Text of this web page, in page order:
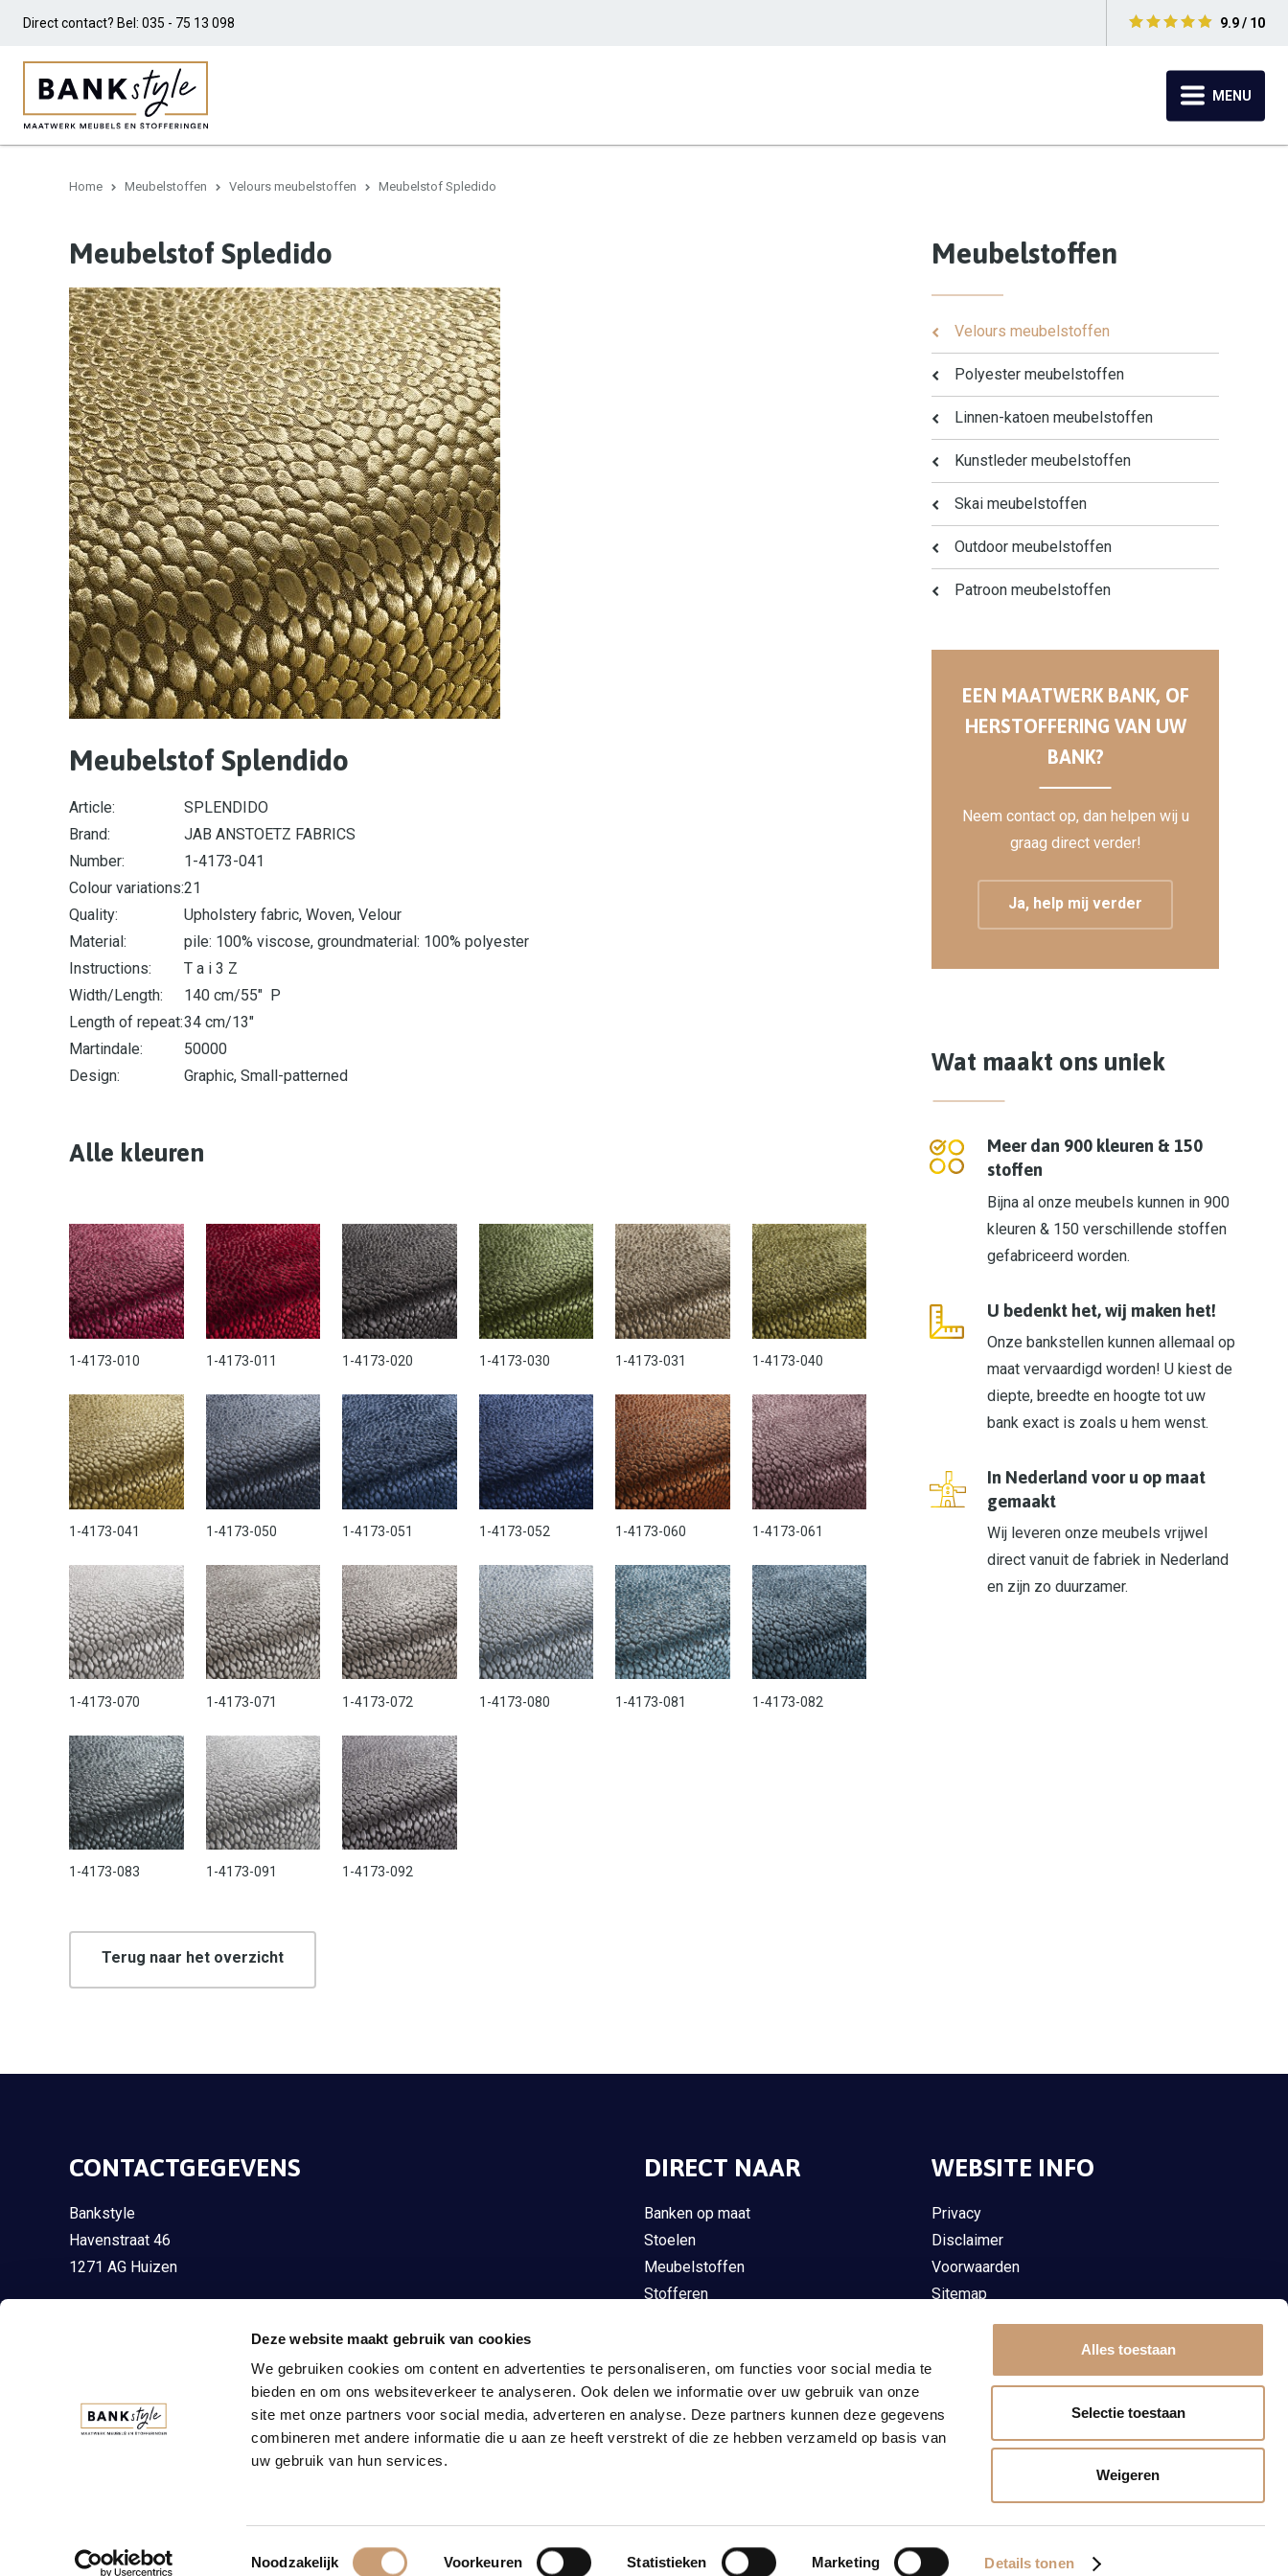
Deze website maakt gebruik van cookies
We gebruiken cookies om content en advertenties te personaliseren, om functies voor social media te
bieden en om ons websiteverkeer te analyseren. Ook delen we informatie over uw gebruik van onze
site met onze partners voor social media, adverteren en analyse. Deze partners kunnen deze gegevens
combineren met andere informatie die u aan ze heeft verstrekt of die ze hebben verzameld op basis van
uw gebruik van hun services.
Toestemmingsselectie
Noodzakelijk Voorkeuren Statistieken Marketing Details tonen
Alles toestaan
Selectie toestaan
Weigeren
Direct contact? Bel: 035 - 75 13 098 9.9 / 10
MENU
Home Meubelstoffen Velours meubelstoffen Meubelstof Spledido
Meubelstof Spledido
Meubelstof Splendido
Article:
SPLENDIDO
Brand:
JAB ANSTOETZ FABRICS
Number:
1-4173-041
Colour variations:21
Quality:
Upholstery fabric, Woven, Velour
Material:
pile: 100% viscose, groundmaterial: 100% polyester
Instructions:
T a i 3 Z
Width/Length:
140 cm/55" P
Length of repeat:34 cm/13"
Martindale:
50000
Design:
Graphic, Small-patterned
Alle kleuren
1-4173-010 1-4173-011 1-4173-020 1-4173-030 1-4173-031 1-4173-040
1-4173-041 1-4173-050 1-4173-051 1-4173-052 1-4173-060 1-4173-061
1-4173-070 1-4173-071 1-4173-072 1-4173-080 1-4173-081 1-4173-082
1-4173-083 1-4173-091 1-4173-092
Terug naar het overzicht
Meubelstoffen
Velours meubelstoffen
Polyester meubelstoffen
Linnen-katoen meubelstoffen
Kunstleder meubelstoffen
Skai meubelstoffen
Outdoor meubelstoffen
Patroon meubelstoffen
EEN MAATWERK BANK, OF
HERSTOFFERING VAN UW
BANK?
Neem contact op, dan helpen wij u
graag direct verder!
Ja, help mij verder
Wat maakt ons uniek
Meer dan 900 kleuren & 150
stoffen
Bijna al onze meubels kunnen in 900
kleuren & 150 verschillende stoffen
gefabriceerd worden.
U bedenkt het, wij maken het!
Onze bankstellen kunnen allemaal op
maat vervaardigd worden! U kiest de
diepte, breedte en hoogte tot uw
bank exact is zoals u hem wenst.
In Nederland voor u op maat
gemaakt
Wij leveren onze meubels vrijwel
direct vanuit de fabriek in Nederland
en zijn zo duurzamer.
CONTACTGEGEVENS
Bankstyle
Havenstraat 46
1271 AG Huizen
DIRECT NAAR
Banken op maat
Stoelen
Meubelstoffen
Stofferen
Interieuradvies op maat
Contact
WEBSITE INFO
Privacy
Disclaimer
Voorwaarden
Sitemap
© 2026 Bankstyle